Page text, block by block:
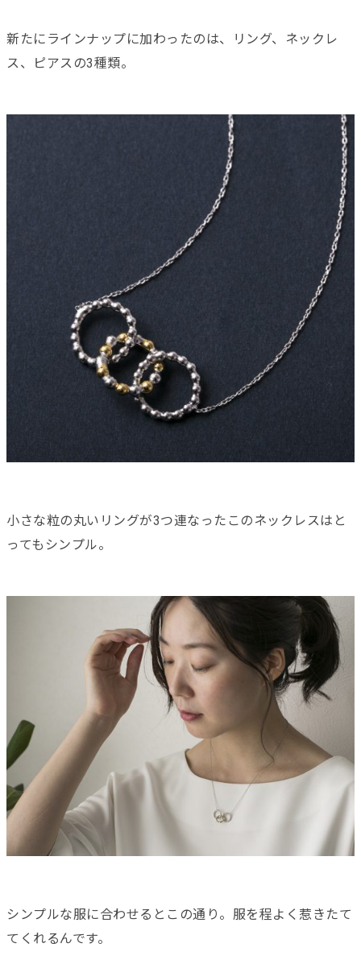
新たにラインナップに加わったのは、リング、ネックレ
ス、ピアスの3種類。
小さな粒の丸いリングが3つ連なったこのネックレスはと
ってもシンプル。
シンプルな服に合わせるとこの通り。服を程よく惹きたて
てくれるんです。